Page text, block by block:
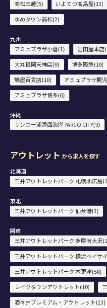
高松三越(5) いよてつ髙島屋(13)
ゆめタウン高松(2)
九州
アミュプラザ小倉(1)
岩田屋本店
大丸福岡天神店(8)
博多阪急(10)
鶴屋百貨店(10)
アミュプラザ鹿
アミュプラザ博多(6)
沖縄
サンエー浦添西海岸 PARCO CITY(9)
アウトレット から求人を探す
北海道
三井アウトレットパーク 札幌北広島
東北
三井アウトレットパーク 仙台港(3)
関東
三井アウトレットパーク 多摩南大沢
三井アウトレットパーク 横浜ベイサ
三井アウトレットパーク 木更津(58)
レイクタウンアウトレット(10)
酒々井プレミアム・アウトレット(23)